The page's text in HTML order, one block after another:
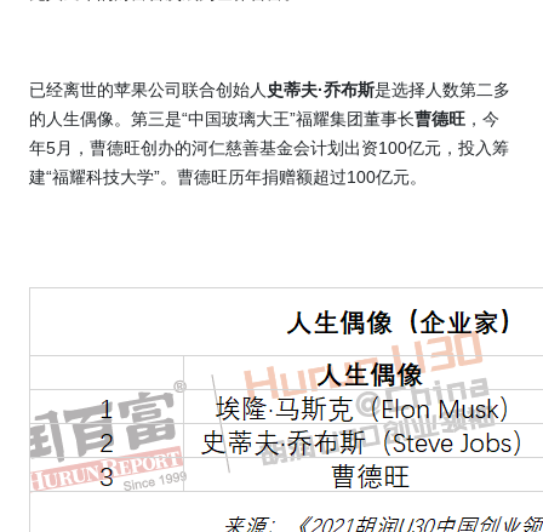
已经离世的苹果公司联合创始人 史蒂夫·乔布斯是选择人数第二多
的人生偶像。第三是“中国玻璃大王”福耀集团董事长曹德旺 ，今
年5月，曹德旺创办的河仁慈善基金会计划出资100亿元，投入筹
建“福耀科技大学”。曹德旺历年捐赠额超过100亿元。